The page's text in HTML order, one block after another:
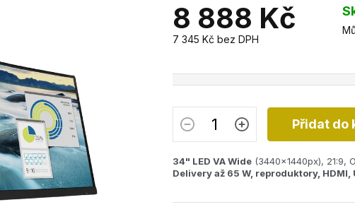
8 888 Kč
7 345 Kč bez DPH
Měrná
Přidat do
34" LED VA Wide (3440x1440px), 21:9,
Delivery až 65 W, reproduktory,